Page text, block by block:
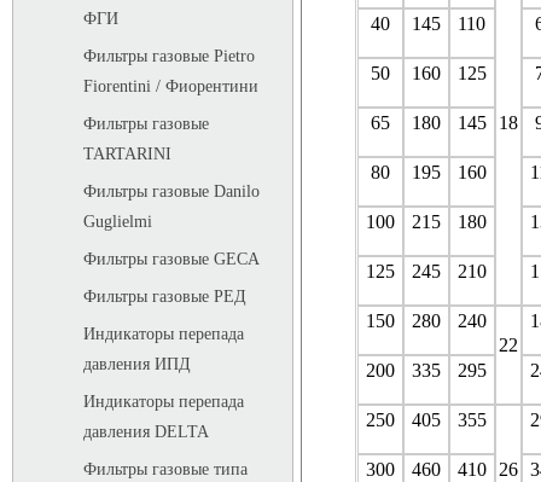
ФГИ
Фильтры газовые Pietro
Fiorentini / Фиорентини
Фильтры газовые
TARTARINI
Фильтры газовые Danilo
Guglielmi
Фильтры газовые GECA
Фильтры газовые РЕД
Индикаторы перепада
давления ИПД
Индикаторы перепада
давления DELTA
Фильтры газовые типа
18
40 145 110
50 160 125
65 180 145
80 195 160
100 215 180
125 245 210
150 280
240
22
200 335 295
250 405 355
26
300 460 410